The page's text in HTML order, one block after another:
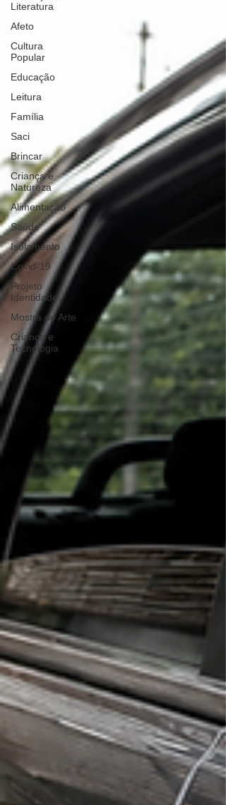
Literatura
Afeto
Cultura
Popular
Educação
Leitura
Família
Saci
Brincar
Criança e
Natureza
Alimentação
Saúde
Isolamento
Covid-19
Projeto
Identidade
Mostra de Arte
Criança e
Tecnologia